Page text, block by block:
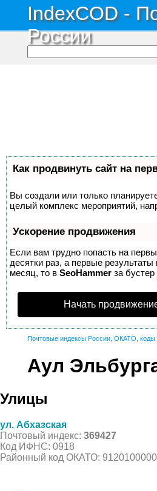
IndexCOD -
России
Как продвинуть сайт на
Вы создали или только
целый комплекс мероприятий,
Ускорение продвижения
Если вам трудно попасть на
десятки раз, а первые
месяц, то в SeoHammer за бустер
Начать
Почтовые индексы России, ОКАТО,
Аул
Улицы
ул. Абхазская
Почтовый индекс: 369427
Код ИФНС: 0918
Районный код ОКАТО: